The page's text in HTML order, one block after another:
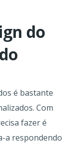
do
é bastante
Com
fazer é
a respondendo